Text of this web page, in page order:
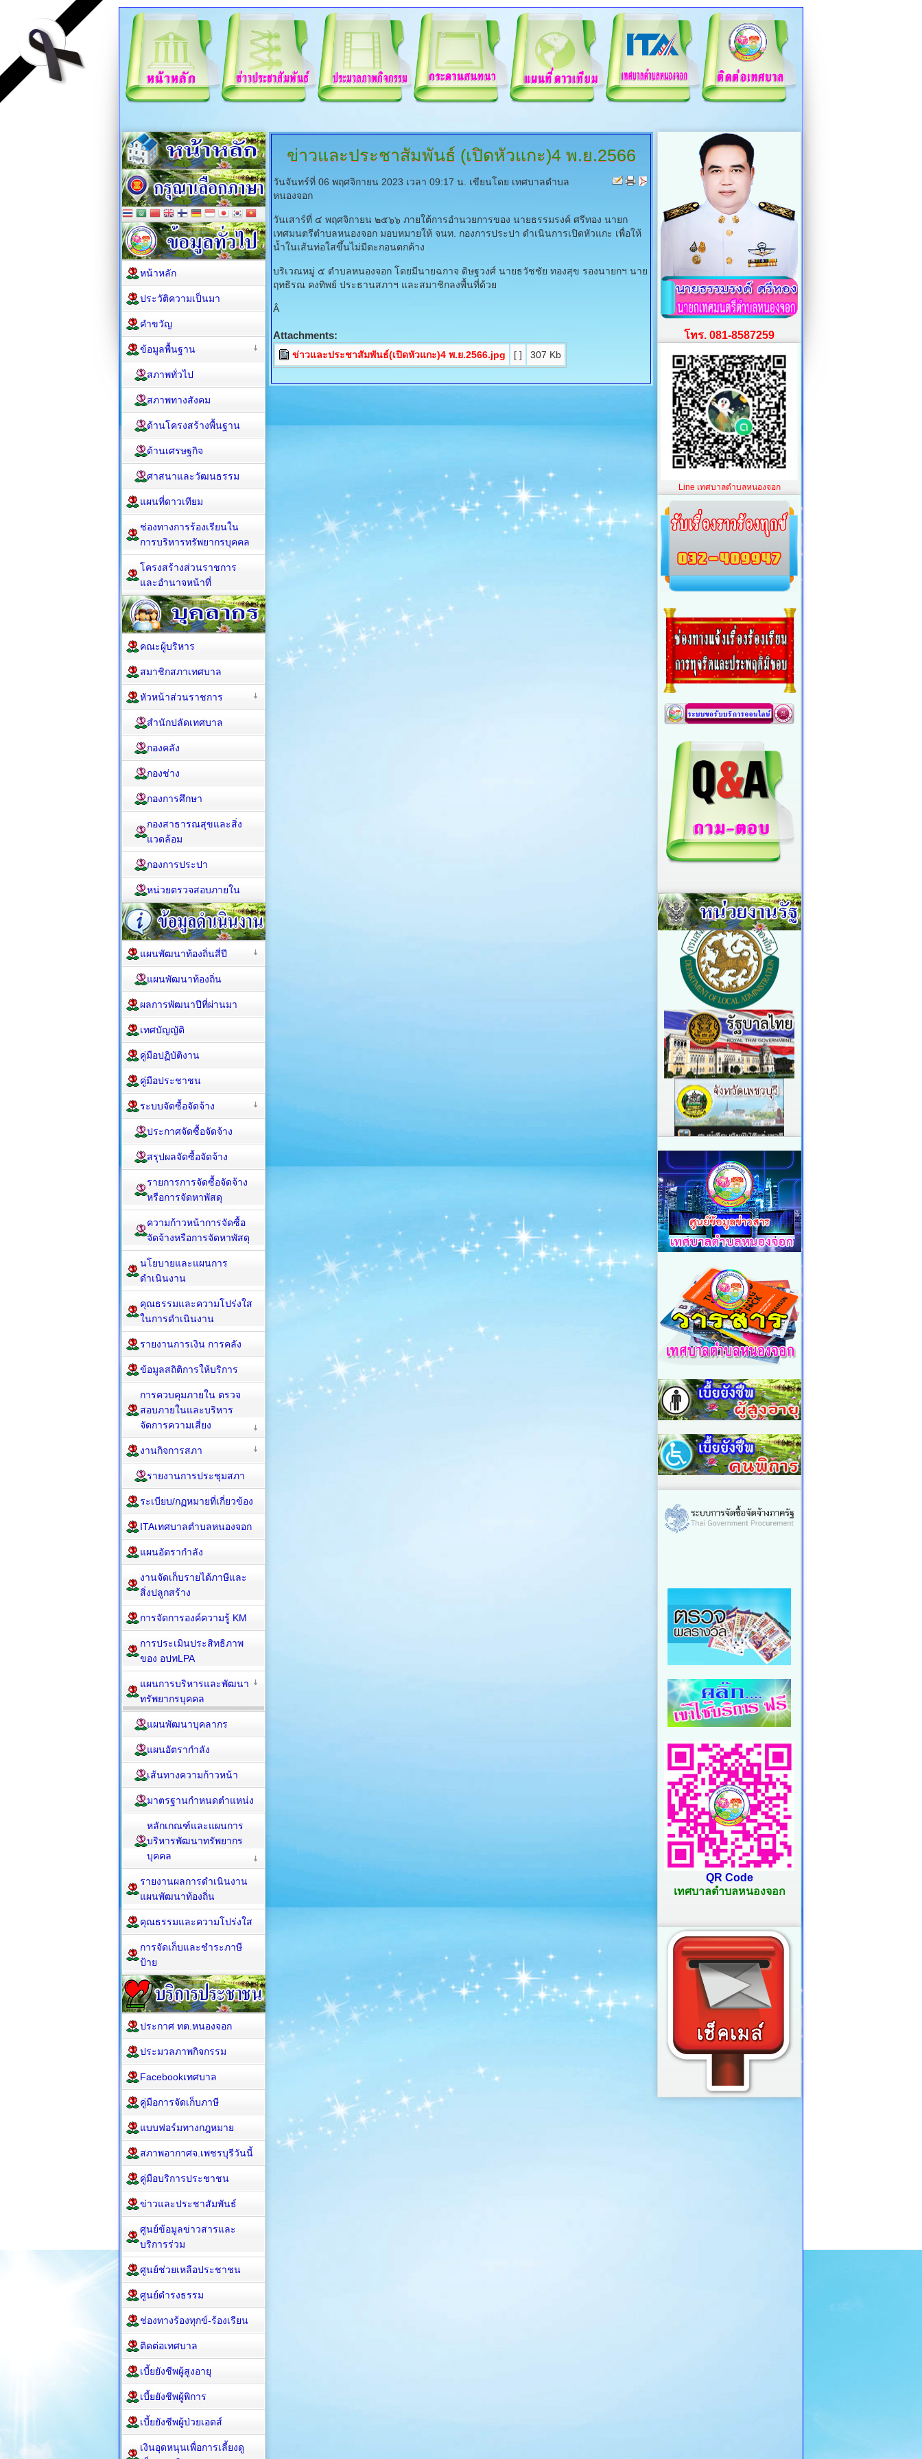
ข่าวและประชาสัมพันธ์ (เปิดหัวแกะ)4 พ.ย.2566
วันจันทร์ที่ 06 พฤศจิกายน 2023 เวลา 09:17 น. เขียนโดย เทศบาลตำบล
หนองจอก
วันเสาร์ที่ ๔ พฤศจิกายน ๒๕๖๖ ภายใต้การอำนวยการของ นายธรรมรงค์ ศรีทอง นายก
เทศมนตรีตำบลหนองจอก มอบหมายให้ จนท. กองการประปา ดำเนินการเปิดหัวแกะ เพื่อให้
น้ำในเส้นท่อใสขึ้นไม่มีตะกอนตกค้าง
บริเวณหมู่ ๕ ตำบลหนองจอก โดยมีนายฉกาจ ดิษฐวงศ์ นายธวัชชัย ทองสุข รองนายกฯ นาย
ฤทธิรณ คงทิพย์ ประธานสภาฯ และสมาชิกลงพื้นที่ด้วย
Â
Attachments:
ข่าวและประชาสัมพันธ์(เปิดหัวแกะ)4 พ.ย.2566.jpg [ ] 307 Kb
หน้าหลัก
ประวัติความเป็นมา
คำขวัญ
ข้อมูลพื้นฐาน
สภาพทั่วไป
สภาพทางสังคม
ด้านโครงสร้างพื้นฐาน
ด้านเศรษฐกิจ
ศาสนาและวัฒนธรรม
แผนที่ดาวเทียม
ช่องทางการร้องเรียนใน
การบริหารทรัพยากรบุคคล
โครงสร้างส่วนราชการ
และอำนาจหน้าที่
คณะผู้บริหาร
สมาชิกสภาเทศบาล
หัวหน้าส่วนราชการ
สำนักปลัดเทศบาล
กองคลัง
กองช่าง
กองการศึกษา
กองสาธารณสุขและสิ่ง
แวดล้อม
กองการประปา
หน่วยตรวจสอบภายใน
แผนพัฒนาท้องถิ่นสี่ปี
แผนพัฒนาท้องถิ่น
ผลการพัฒนาปีที่ผ่านมา
เทศบัญญัติ
คู่มือปฏิบัติงาน
คู่มือประชาชน
ระบบจัดซื้อจัดจ้าง
ประกาศจัดซื้อจัดจ้าง
สรุปผลจัดซื้อจัดจ้าง
รายการการจัดซื้อจัดจ้าง
หรือการจัดหาพัสดุ
ความก้าวหน้าการจัดซื้อ
จัดจ้างหรือการจัดหาพัสดุ
นโยบายและแผนการ
ดำเนินงาน
คุณธรรมและความโปร่งใส
ในการดำเนินงาน
รายงานการเงิน การคลัง
ข้อมูลสถิติการให้บริการ
การควบคุมภายใน ตรวจ
สอบภายในและบริหาร
จัดการความเสี่ยง
งานกิจการสภา
รายงานการประชุมสภา
ระเบียบ/กฏหมายที่เกี่ยวข้อง
ITAเทศบาลตำบลหนองจอก
แผนอัตรากำลัง
งานจัดเก็บรายได้ภาษีและ
สิ่งปลูกสร้าง
การจัดการองค์ความรู้ KM
การประเมินประสิทธิภาพ
ของ อปทLPA
แผนการบริหารและพัฒนา
ทรัพยากรบุคคล
แผนพัฒนาบุคลากร
แผนอัตรากำลัง
เส้นทางความก้าวหน้า
มาตรฐานกำหนดตำแหน่ง
หลักเกณฑ์และแผนการ
บริหารพัฒนาทรัพยากร
บุคคล
รายงานผลการดำเนินงาน
แผนพัฒนาท้องถิ่น
คุณธรรมและความโปร่งใส
การจัดเก็บและชำระภาษี
ป้าย
ประกาศ ทต.หนองจอก
ประมวลภาพกิจกรรม
Facebookเทศบาล
คู่มือการจัดเก็บภาษี
แบบฟอร์มทางกฎหมาย
สภาพอากาศจ.เพชรบุรีวันนี้
คู่มือบริการประชาชน
ข่าวและประชาสัมพันธ์
ศูนย์ข้อมูลข่าวสารและ
บริการร่วม
ศูนย์ช่วยเหลือประชาชน
ศูนย์ดำรงธรรม
ช่องทางร้องทุกข์-ร้องเรียน
ติดต่อเทศบาล
เบี้ยยังชีพผู้สูงอายุ
เบี้ยยังชีพผู้พิการ
เบี้ยยังชีพผู้ป่วยเอดส์
เงินอุดหนุนเพื่อการเลี้ยงดู
โทร. 081-8587259
Line เทศบาลตำบลหนองจอก
QR Code
เทศบาลตำบลหนองจอก